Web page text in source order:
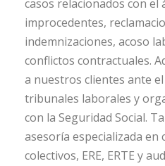
casos relacionados con
improcedentes,
indemnizaciones, acoso
conflictos contractuales.
a nuestros clientes ante el
tribunales laborales y
con la Seguridad Social.
asesoría especializada
colectivos, ERE, ERTE y